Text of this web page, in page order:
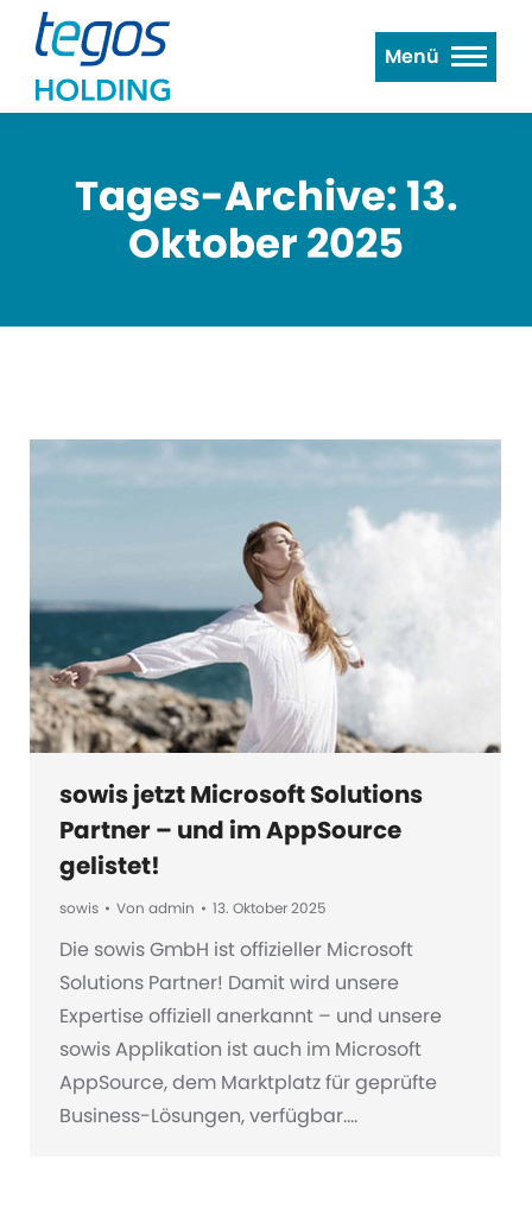
Menü
Tages-Archive:13.
Oktober 2025
sowis jetzt Microsoft Solutions
Partner – und im AppSource
gelistet!
sowis Von admin 13. Oktober 2025
Die sowis GmbH ist offizieller Microsoft
Solutions Partner! Damit wird unsere
Expertise offiziell anerkannt – und unsere
sowis Applikation ist auch im Microsoft
AppSource, dem Marktplatz für geprüfte
Business-Lösungen, verfügbar.…